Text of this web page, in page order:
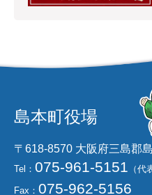
島本町役場
〒618-8570 大阪府三島郡
Tel： 075-961-5151 （代
Fax： 075-962-5156